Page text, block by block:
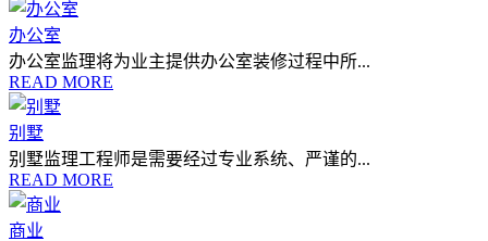
办公室
办公室监理将为业主提供办公室装修过程中所...
READ MORE
别墅
别墅监理工程师是需要经过专业系统、严谨的...
READ MORE
商业